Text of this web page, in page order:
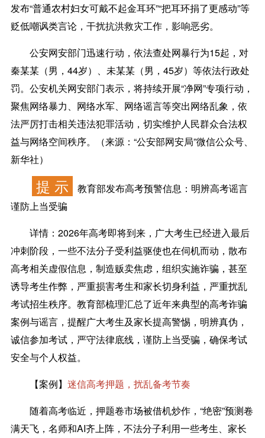
发布“普通农村妇女可戴不起金耳环”“把耳环捐了更感动”等
贬低嘲讽类言论，干扰抗洪救灾工作，影响恶劣。
公安网安部门迅速行动，依法查处网暴行为15起，对
秦某某（男，44岁）、未某某（男，45岁）等依法行政处
罚。公安机关网安部门表示，将持续开展“净网”专项行动，
聚焦网络暴力、网络水军、网络谣言等突出网络乱象，依
法严厉打击相关违法犯罪活动，切实维护人民群众合法权
益与网络空间秩序。（来源：“公安部网安局”微信公众号、
新华社）
提 示
教育部发布高考预警信息：明辨高考谣言
谨防上当受骗
详情： 2026年高考即将到来，广大考生已经进入最后
冲刺阶段，一些不法分子受利益驱使也在伺机而动，散布
高考相关虚假信息，制造贩卖焦虑，组织实施诈骗，甚至
诱导考生作弊，严重损害考生和家长切身利益，严重扰乱
考试招生秩序。教育部梳理汇总了近年来典型的高考诈骗
案例与谣言，提醒广大考生及家长提高警惕，明辨真伪，
诚信参加考试，严守法律底线，谨防上当受骗，确保考试
安全与个人权益。
【案例】 迷信高考押题，扰乱备考节奏
随着高考临近，押题卷市场被借机炒作，“绝密”预测卷
满天飞，名师和AI齐上阵，不法分子利用一些考生、家长